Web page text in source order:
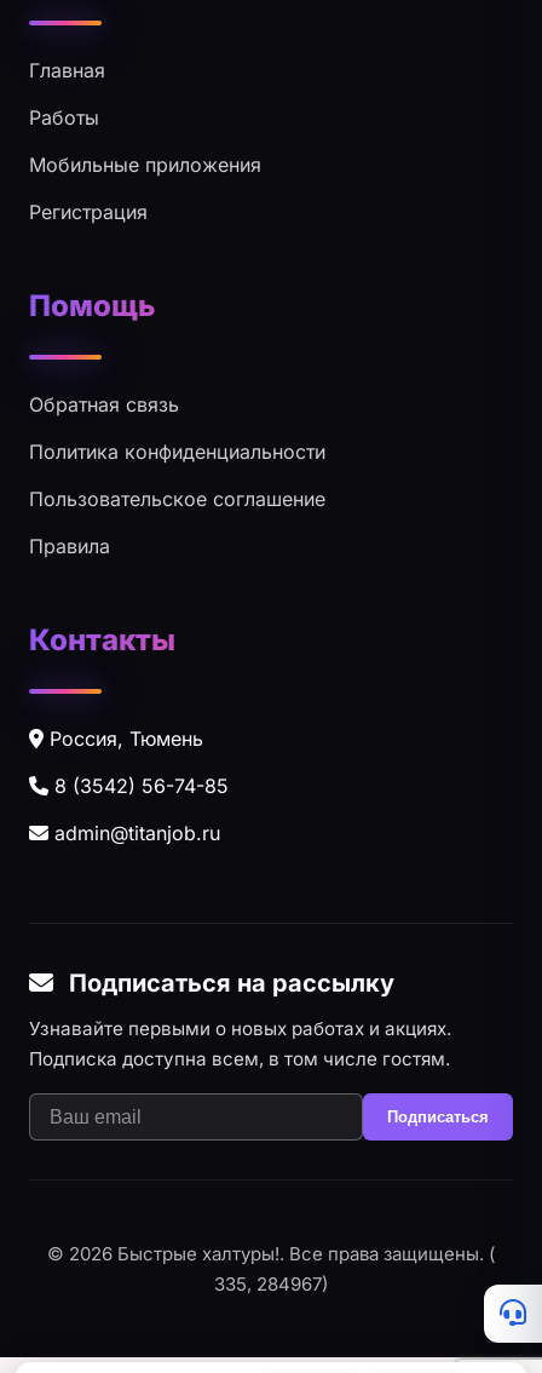
Главная
Работы
Мобильные приложения
Регистрация
Помощь
Обратная связь
Политика конфиденциальности
Пользовательское соглашение
Правила
Контакты
Россия, Тюмень
8 (3542) 56-74-85
admin@titanjob.ru
Подписаться на рассылку
Узнавайте первыми о новых работах и акциях.
Подписка доступна всем, в том числе гостям.
Подписаться
© 2026 Быстрые халтуры!. Все права защищены. (
335, 284967)